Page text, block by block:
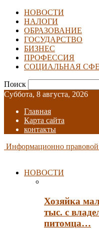
НОВОСТИ
НАЛОГИ
ОБРАЗОВАНИЕ
ГОСУДАРСТВО
БИЗНЕС
ПРОФЕССИЯ
СОЦИАЛЬНАЯ
Поиск
Суббота, 8 августа, 2026
Главная
Карта сайта
контакты
Информационно правовой
НОВОСТИ
Хозяйка
тыс. с
питомца…